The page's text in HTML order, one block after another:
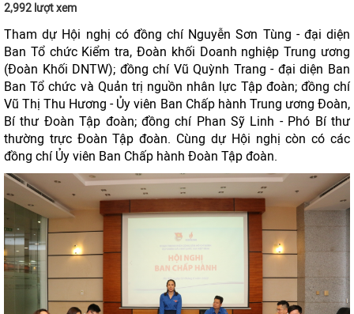
2,992 lượt xem
Tham dự Hội nghị có đồng chí Nguyễn Sơn Tùng - đại diện
Ban Tổ chức Kiểm tra, Đoàn khối Doanh nghiệp Trung ương
(Đoàn Khối DNTW); đồng chí Vũ Quỳnh Trang - đại diện Ban
Ban Tổ chức và Quản trị nguồn nhân lực Tập đoàn; đồng chí
Vũ Thị Thu Hương - Ủy viên Ban Chấp hành Trung ương Đoàn,
Bí thư Đoàn Tập đoàn; đồng chí Phan Sỹ Linh - Phó Bí thư
thường trực Đoàn Tập đoàn. Cùng dự Hội nghị còn có các
đồng chí Ủy viên Ban Chấp hành Đoàn Tập đoàn.